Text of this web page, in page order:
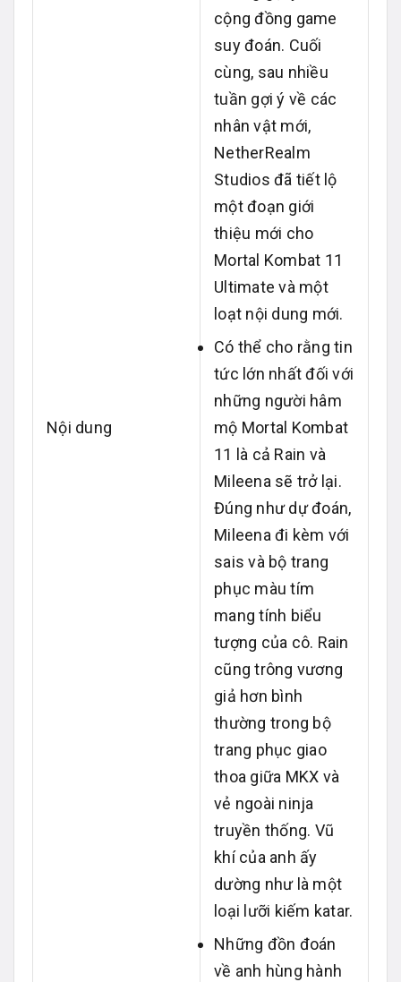
Nội dung
cộng đồng game
suy đoán. Cuối
cùng, sau nhiều
tuần gợi ý về các
nhân vật mới,
NetherRealm
Studios đã tiết lộ
một đoạn giới
thiệu mới cho
Mortal Kombat 11
Ultimate và một
loạt nội dung mới.
Có thể cho rằng tin
tức lớn nhất đối với
những người hâm
mộ Mortal Kombat
11 là cả Rain và
Mileena sẽ trở lại.
Đúng như dự đoán,
Mileena đi kèm với
sais và bộ trang
phục màu tím
mang tính biểu
tượng của cô. Rain
cũng trông vương
giả hơn bình
thường trong bộ
trang phục giao
thoa giữa MKX và
vẻ ngoài ninja
truyền thống. Vũ
khí của anh ấy
dường như là một
loại lưỡi kiếm katar.
Những đồn đoán
về anh hùng hành